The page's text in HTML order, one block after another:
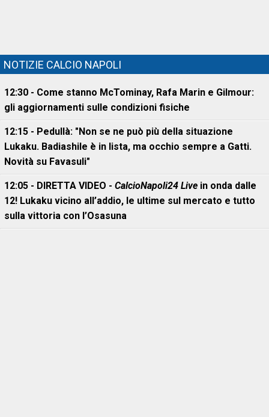
NOTIZIE CALCIO NAPOLI
12:30 - Come stanno McTominay, Rafa Marin e Gilmour:
gli aggiornamenti sulle condizioni fisiche
12:15 - Pedullà: "Non se ne può più della situazione
Lukaku. Badiashile è in lista, ma occhio sempre a Gatti.
Novità su Favasuli"
12:05 - DIRETTA VIDEO - CalcioNapoli24 Live in onda dalle
12! Lukaku vicino all’addio, le ultime sul mercato e tutto
sulla vittoria con l’Osasuna